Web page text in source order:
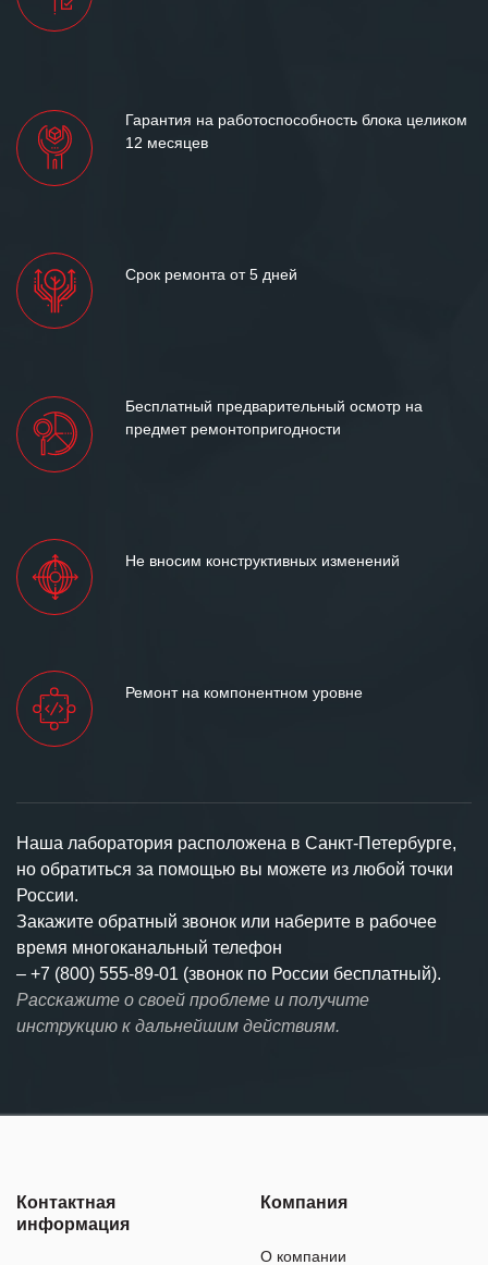
Гарантия на работоспособность блока целиком
12 месяцев
Срок ремонта от 5 дней
Бесплатный предварительный осмотр на
предмет ремонтопригодности
Не вносим конструктивных изменений
Ремонт на компонентном уровне
Наша лаборатория расположена в Санкт-Петербурге,
но обратиться за помощью вы можете из любой точки
России.
Закажите обратный звонок или наберите в рабочее
время многоканальный телефон
– +7 (800) 555-89-01 (звонок по России бесплатный).
Расскажите о своей проблеме и получите
инструкцию к дальнейшим действиям.
Контактная
информация
Компания
О компании